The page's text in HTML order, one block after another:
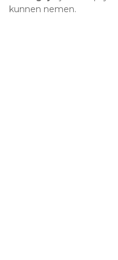
kunnen nemen.